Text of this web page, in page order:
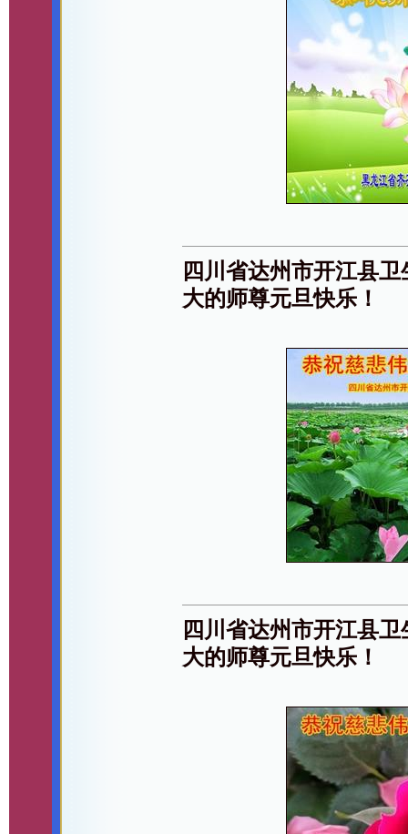
四川省达州市开江县
大的师尊元旦快乐！
四川省达州市开江县
大的师尊元旦快乐！